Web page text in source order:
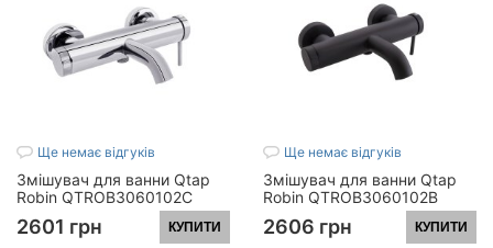
Ще немає відгуків
Змішувач для ванни Qtap
Robin QTROB3060102C
Chrome
2601 грн КУПИТИ
Ще немає відгуків
Змішувач для ванни Qtap
Robin QTROB3060102B
Black Matt
2606 грн КУПИТИ